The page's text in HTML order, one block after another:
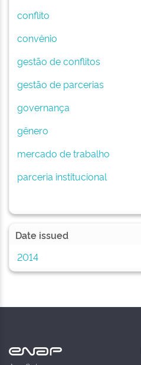
conflito
convênio
gestão de conflitos
gestão de parcerias
governança
gênero
mercado de trabalho
parceria institucional
Date issued
2014